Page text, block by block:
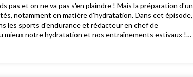
pas et on ne va pas s'en plaindre ! Mais la préparation d'un
notamment en matière d'hydratation. Dans cet épisode,
les sports d'endurance et rédacteur en chef de
mieux notre hydratation et nos entraînements estivaux !